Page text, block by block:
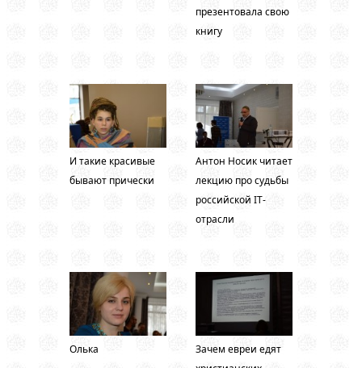
презентовала свою
книгу
И такие красивые
бывают прически
Антон Носик читает
лекцию про судьбы
российской IT-
отрасли
Олька
Зачем евреи едят